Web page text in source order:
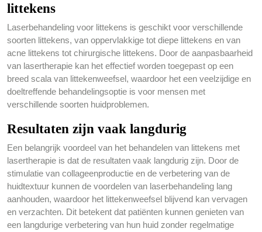
littekens
Laserbehandeling voor littekens is geschikt voor verschillende
soorten littekens, van oppervlakkige tot diepe littekens en van
acne littekens tot chirurgische littekens. Door de aanpasbaarheid
van lasertherapie kan het effectief worden toegepast op een
breed scala van littekenweefsel, waardoor het een veelzijdige en
doeltreffende behandelingsoptie is voor mensen met
verschillende soorten huidproblemen.
Resultaten zijn vaak langdurig
Een belangrijk voordeel van het behandelen van littekens met
lasertherapie is dat de resultaten vaak langdurig zijn. Door de
stimulatie van collageenproductie en de verbetering van de
huidtextuur kunnen de voordelen van laserbehandeling lang
aanhouden, waardoor het littekenweefsel blijvend kan vervagen
en verzachten. Dit betekent dat patiënten kunnen genieten van
een langdurige verbetering van hun huid zonder regelmatige